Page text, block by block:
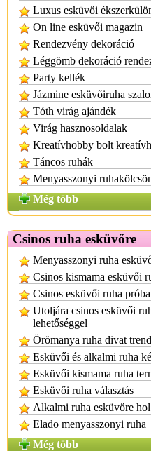
Luxus esküvői
On line esküvői magazin
Rendezvény dekoráció
Léggömb dekoráció
Party kellék
Jázmine esküvőiruha
Tóth virág ajándék
Virág hasznosoldalak
Kreatívhobby bolt
Táncos ruhák
Menyasszonyi
Még több
Csinos ruha esküvőre
Menyasszonyi ruha
Csinos kismama esküvői
Csinos esküvői ruha
Utoljára csinos esküvői
lehetőséggel
Örömanya ruha divat
Esküvői és alkalmi ruha
Esküvői kismama ruha
Esküvői ruha választás
Alkalmi ruha esküvőre hol
Elado menyasszonyi ruha
Még több